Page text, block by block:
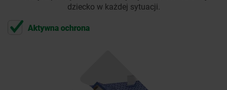
dziecko w każdej sytuacji.